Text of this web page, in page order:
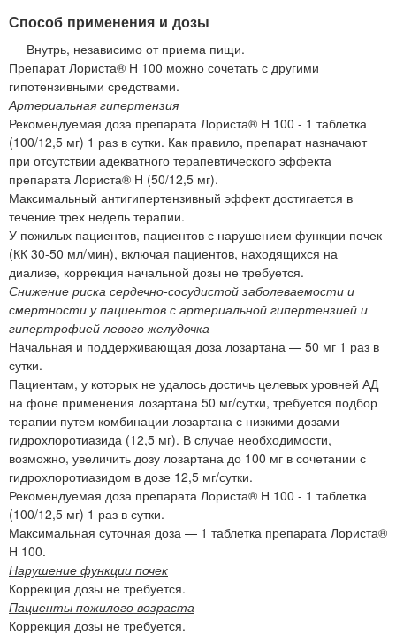
Способ применения и дозы
Внутрь, независимо от приема пищи.
Препарат Лориста® Н 100 можно сочетать с другими
гипотензивными средствами.
Артериальная гипертензия
Рекомендуемая доза препарата Лориста® Н 100 - 1 таблетка
(100/12,5 мг) 1 раз в сутки. Как правило, препарат назначают
при отсутствии адекватного терапевтического эффекта
препарата Лориста® Н (50/12,5 мг).
Максимальный антигипертензивный эффект достигается в
течение трех недель терапии.
У пожилых пациентов, пациентов с нарушением функции почек
(КК 30-50 мл/мин), включая пациентов, находящихся на
диализе, коррекция начальной дозы не требуется.
Снижение риска сердечно-сосудистой заболеваемости и
смертности у пациентов с артериальной гипертензией и
гипертрофией левого желудочка
Начальная и поддерживающая доза лозартана — 50 мг 1 раз в
сутки.
Пациентам, у которых не удалось достичь целевых уровней АД
на фоне применения лозартана 50 мг/сутки, требуется подбор
терапии путем комбинации лозартана с низкими дозами
гидрохлоротиазида (12,5 мг). В случае необходимости,
возможно, увеличить дозу лозартана до 100 мг в сочетании с
гидрохлоротиазидом в дозе 12,5 мг/сутки.
Рекомендуемая доза препарата Лориста® Н 100 - 1 таблетка
(100/12,5 мг) 1 раз в сутки.
Максимальная суточная доза — 1 таблетка препарата Лориста®
Н 100.
Нарушение функции почек
Коррекция дозы не требуется.
Пациенты пожилого возраста
Коррекция дозы не требуется.